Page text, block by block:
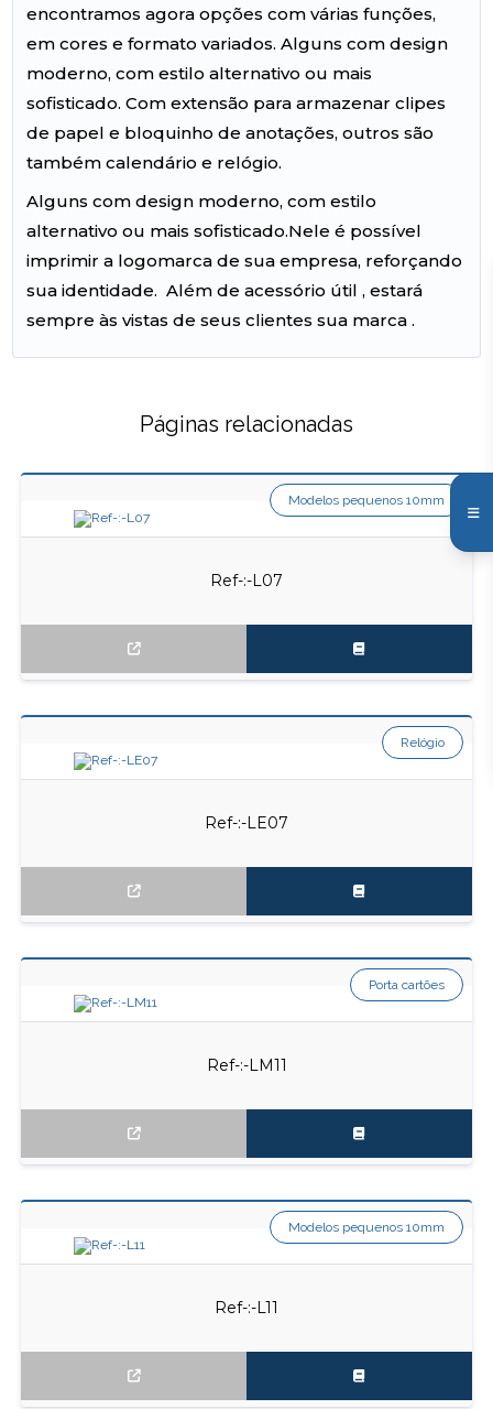
encontramos agora opções com várias funções,
em cores e formato variados. Alguns com design
moderno, com estilo alternativo ou mais
sofisticado. Com extensão para armazenar clipes
de papel e bloquinho de anotações, outros são
também calendário e relógio.
Alguns com design moderno, com estilo
alternativo ou mais sofisticado.Nele é possível
imprimir a logomarca de sua empresa, reforçando
sua identidade. Além de acessório útil , estará
sempre às vistas de seus clientes sua marca .
Páginas relacionadas
Ref-:-L07
Modelos pequenos 10mm
Ref-:-LE07
Relógio
Ref-:-LM11
Porta cartões
Ref-:-L11
Modelos pequenos 10mm